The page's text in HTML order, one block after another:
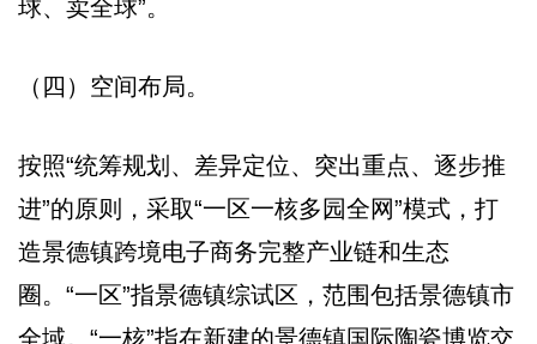
球、卖全球”。
（四）空间布局。
按照“统筹规划、差异定位、突出重点、逐步推
进”的原则，采取“一区一核多园全网”模式，打
造景德镇跨境电子商务完整产业链和生态
圈。“一区”指景德镇综试区，范围包括景德镇市
全域。“一核”指在新建的景德镇国际陶瓷博览交